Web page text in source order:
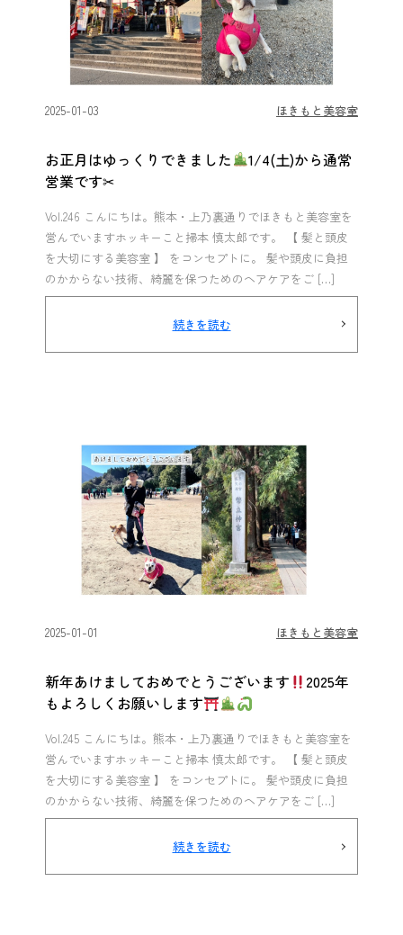
2025-01-03 ほきもと美容室
お正月はゆっくりできました
1/4(土)から通常
営業です✂︎
Vol.246 こんにちは。熊本・上乃裏通りでほきもと美容室を
営んでいますホッキーこと掃本 慎太郎です。 【 髪と頭皮
を大切にする美容室 】 をコンセプトに。 髪や頭皮に負担
のかからない技術、綺麗を保つためのヘアケアをご […]
続きを読む
2025-01-01 ほきもと美容室
新年あけましておめでとうございます
2025年
もよろしくお願いします
Vol.245 こんにちは。熊本・上乃裏通りでほきもと美容室を
営んでいますホッキーこと掃本 慎太郎です。 【 髪と頭皮
を大切にする美容室 】 をコンセプトに。 髪や頭皮に負担
のかからない技術、綺麗を保つためのヘアケアをご […]
続きを読む